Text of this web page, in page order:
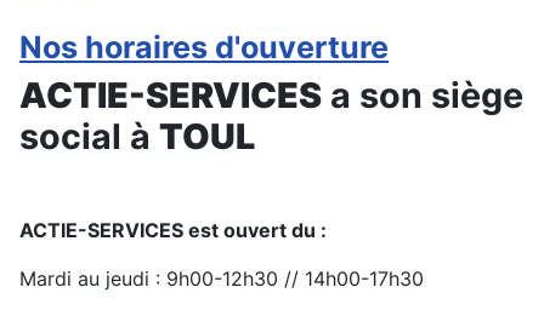
Nos horaires d'ouverture
ACTIE-SERVICES a son siège
social à TOUL
ACTIE-SERVICES est ouvert du :
Mardi au jeudi : 9h00-12h30 // 14h00-17h30